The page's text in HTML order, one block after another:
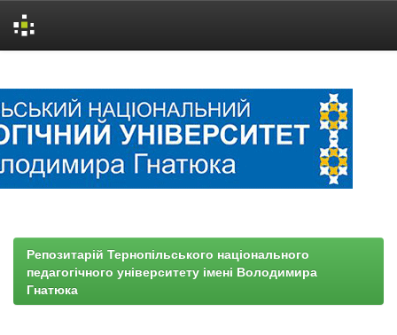
Репозитарій Тернопільського національного
педагогічного університету імені Володимира
Гнатюка